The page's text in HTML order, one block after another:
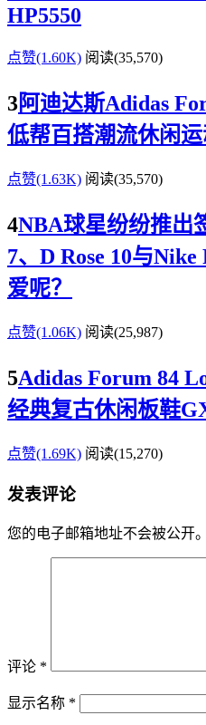
HP5550
点赞(1.60K) 阅读(35,570)
3阿迪达斯Adidas
低帮百搭潮流休闲
点赞(1.63K) 阅读(35,570)
4NBA球星纷纷推出
7、D Rose 10与
爱呢？
点赞(1.06K) 阅读(25,987)
5Adidas Forum 84
经典复古休闲板鞋
点赞(1.69K) 阅读(15,270)
发表评论
您的电子邮箱地址不会被公开。
评论 *
显示名称 *